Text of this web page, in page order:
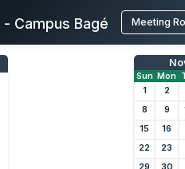
Campus Bagé Meeting
Sun Mon
1
2
8
9
15
16
22
23
29
30